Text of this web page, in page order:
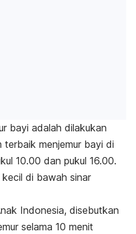
bayi adalah dilakukan
menjemur bayi di
10.00 dan pukul 16.00.
di bawah sinar
Indonesia, disebutkan
selama 10 menit